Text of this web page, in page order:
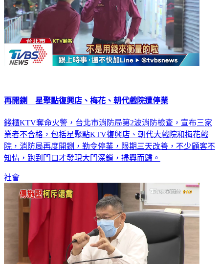
再開鍘 星聚點復興店、梅花、朝代戲院遭停業
錢櫃KTV奪命火警，台北市消防局第2波消防檢查，宣布三家
業者不合格，包括星聚點KTV復興店、朝代大戲院和梅花戲
院，消防局再度開鍘，勒令停業，限期三天改善，不少顧客不
知情，跑到門口才發現大門深鎖，掃興而歸。
社會